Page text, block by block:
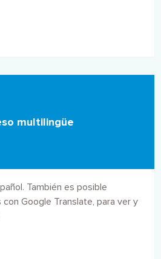
multilingüe
También es posible
Google Translate, para ver y